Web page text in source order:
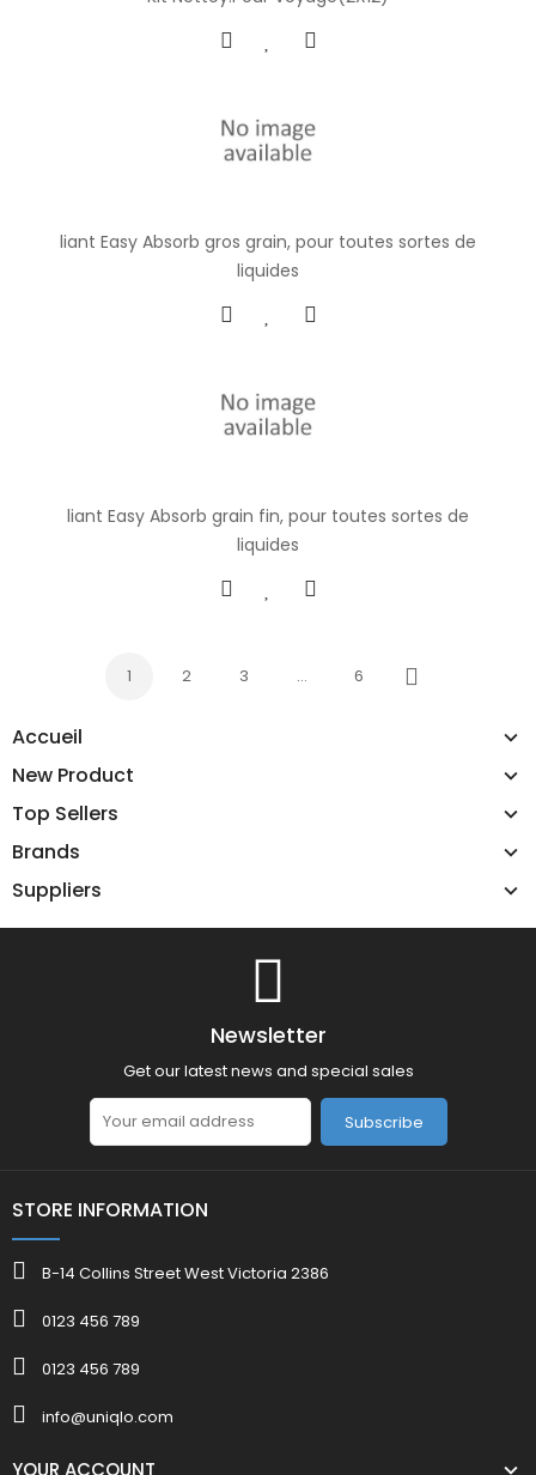
Accueil
New Product
Top Sellers
Brands
Suppliers
liant Easy Absorb gros grain, pour toutes sortes de
liquides
liant Easy Absorb grain fin, pour toutes sortes de
liquides
1 2 3 … 6
Next
Newsletter
Get our latest news and special sales
Subscribe
STORE INFORMATION
B-14 Collins Street West Victoria 2386
0123 456 789
0123 456 789
info@uniqlo.com